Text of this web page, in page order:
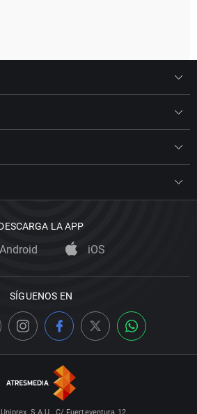
LA APP
Android iOS
SÍGUENOS EN